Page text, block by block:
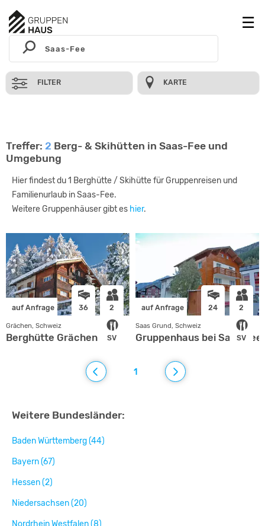
FILTER KARTE
Treffer: 2 Berg- & Skihütten in Saas-Fee und
Umgebung
Hier findest du 1 Berghütte / Skihütte für Gruppenreisen und
Familienurlaub in Saas-Fee.
Weitere Gruppenhäuser gibt es hier.
auf Anfrage 36 2
SV
Grächen, Schweiz
Berghütte Grächen
auf Anfrage 24 2
SV
Saas Grund, Schweiz
Gruppenhaus bei Saas Fee
1
Weitere Bundesländer:
Baden Württemberg (44)
Bayern (67)
Hessen (2)
Niedersachsen (20)